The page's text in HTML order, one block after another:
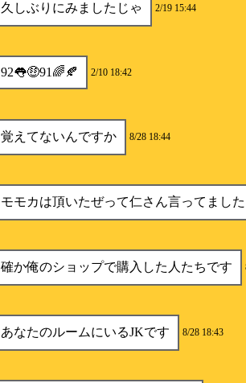
久しぶりにみましたじゃ 2/19 15:44
92👅🤑91🌈🍂 2/10 18:42
覚えてないんですか 8/28 18:44
モモカは頂いたぜって仁さん言ってました
確か俺のショップで購入した人たちです
あなたのルームにいるJKです 8/28 18:43